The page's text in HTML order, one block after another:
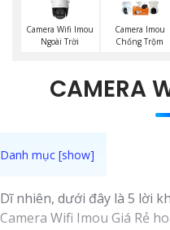
Camera Wifi Imou
Ngoài Trời
Camera Imou
Chống Trộm
CAMERA
Dĩ nhiên, dưới đây là 5 lời
Camera Wifi Imou Giá Rẻ